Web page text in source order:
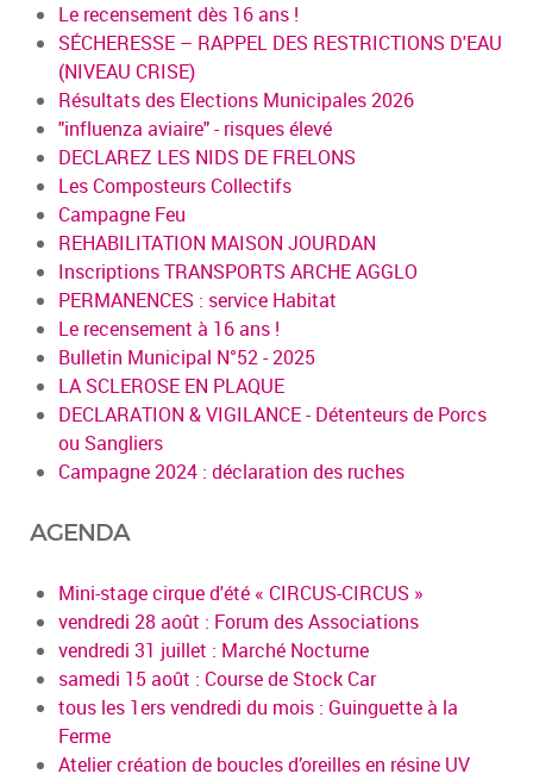
Le recensement dès 16 ans !
SÉCHERESSE – RAPPEL DES RESTRICTIONS D'EAU
(NIVEAU CRISE)
Résultats des Elections Municipales 2026
"influenza aviaire" - risques élevé
DECLAREZ LES NIDS DE FRELONS
Les Composteurs Collectifs
Campagne Feu
REHABILITATION MAISON JOURDAN
Inscriptions TRANSPORTS ARCHE AGGLO
PERMANENCES : service Habitat
Le recensement à 16 ans !
Bulletin Municipal N°52 - 2025
LA SCLEROSE EN PLAQUE
DECLARATION & VIGILANCE - Détenteurs de Porcs
ou Sangliers
Campagne 2024 : déclaration des ruches
AGENDA
Mini-stage cirque d'été « CIRCUS-CIRCUS »
vendredi 28 août : Forum des Associations
vendredi 31 juillet : Marché Nocturne
samedi 15 août : Course de Stock Car
tous les 1ers vendredi du mois : Guinguette à la
Ferme
Atelier création de boucles d’oreilles en résine UV